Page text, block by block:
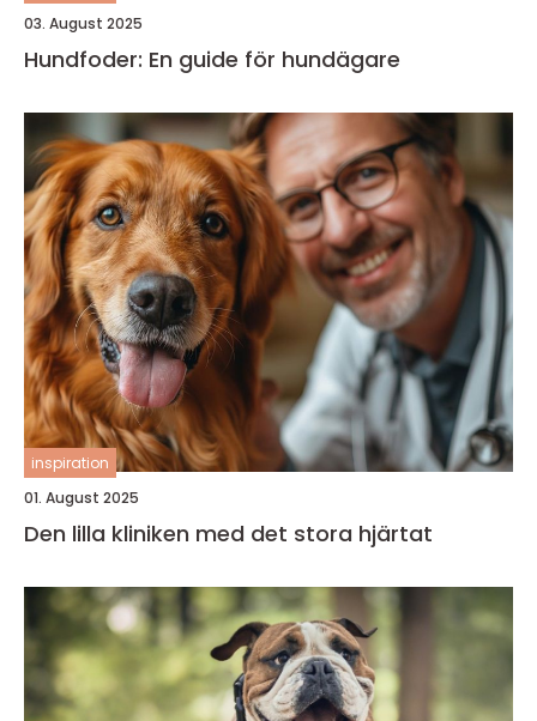
03. August 2025
Hundfoder: En guide för hundägare
inspiration
01. August 2025
Den lilla kliniken med det stora hjärtat